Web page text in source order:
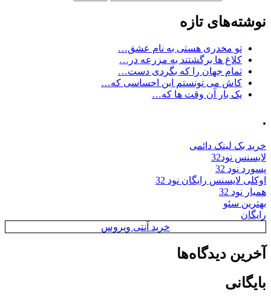
نوشته‌های تازه
تو مخدری هستی به نام عشق…
کلاغ ها برگشتند به مزرعه در…
تمام جهان را که بگردی دست…
کاش می تونستم این احساسی که…
یک بار آن وقت ها که…
.
خرید بک لینک دائمی
لایسنس نود32
پسورد نود 32
اوکلی لایسنس رایگان نود 32
همیار نود 32
بهترین سئو
رایگان
خرید آنتی ویروس
آخرین دیدگاه‌ها
بایگانی